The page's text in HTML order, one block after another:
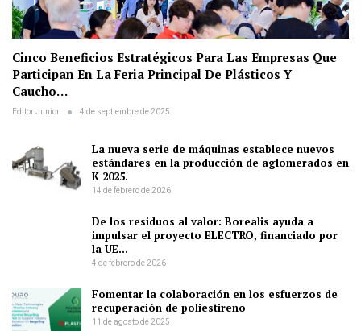
Cinco Beneficios Estratégicos Para Las Empresas Que
Participan En La Feria Principal De Plásticos Y
Caucho…
Editor Junior 4 de septiembre de 2025
La nueva serie de máquinas establece nuevos
estándares en la producción de aglomerados en
K 2025.
14 de febrero de 2026
De los residuos al valor: Borealis ayuda a
impulsar el proyecto ELECTRO, financiado por
la UE…
4 de febrero de 2026
Fomentar la colaboración en los esfuerzos de
recuperación de poliestireno
11 de agosto de 2025